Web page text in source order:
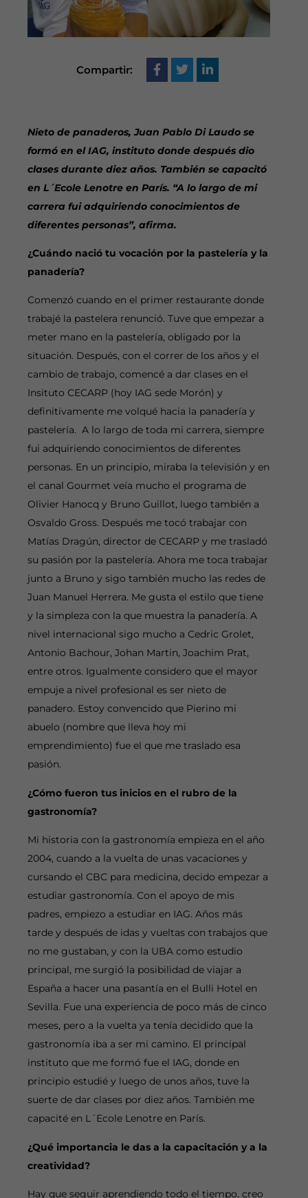
Compartir:
Nieto de panaderos, Juan Pablo Di Laudo se
formó en el IAG, instituto donde después dio
clases durante diez años. También se capacitó
en L´Ecole Lenotre en París. “A lo largo de mi
carrera fui adquiriendo conocimientos de
diferentes personas”, afirma.
¿Cuándo nació tu vocación por la pastelería y la
panadería?
Comenzó cuando en el primer restaurante donde
trabajé la pastelera renunció. Tuve que empezar a
meter mano en la pastelería, obligado por la
situación. Después, con el correr de los años y el
cambio de trabajo, comencé a dar clases en el
Insituto CECARP (hoy IAG sede Morón) y
definitivamente me volqué hacia la panadería y
pastelería. A lo largo de toda mi carrera, siempre
fui adquiriendo conocimientos de diferentes
personas. En un principio, miraba la televisión y en
el canal Gourmet veía mucho el programa de
Olivier Hanocq y Bruno Guillot, luego también a
Osvaldo Gross. Después me tocó trabajar con
Matías Dragún, director de CECARP y me trasladó
su pasión por la pastelería. Ahora me toca trabajar
junto a Bruno y sigo también mucho las redes de
Juan Manuel Herrera. Me gusta el estilo que tiene
y la simpleza con la que muestra la panadería. A
nivel internacional sigo mucho a Cedric Grolet,
Antonio Bachour, Johan Martin, Joachim Prat,
entre otros. Igualmente considero que el mayor
empuje a nivel profesional es ser nieto de
panadero. Estoy convencido que Pierino mi
abuelo (nombre que lleva hoy mi
emprendimiento) fue el que me traslado esa
pasión.
¿Cómo fueron tus inicios en el rubro de la
gastronomía?
Mi historia con la gastronomía empieza en el año
2004, cuando a la vuelta de unas vacaciones y
cursando el CBC para medicina, decido empezar a
estudiar gastronomía. Con el apoyo de mis
padres, empiezo a estudiar en IAG. Años más
tarde y después de idas y vueltas con trabajos que
no me gustaban, y con la UBA como estudio
principal, me surgió la posibilidad de viajar a
España a hacer una pasantía en el Bulli Hotel en
Sevilla. Fue una experiencia de poco más de cinco
meses, pero a la vuelta ya tenía decidido que la
gastronomía iba a ser mi camino. El principal
instituto que me formó fue el IAG, donde en
principio estudié y luego de unos años, tuve la
suerte de dar clases por diez años. También me
capacité en L´Ecole Lenotre en París.
¿Qué importancia le das a la capacitación y a la
creatividad?
Hay que seguir aprendiendo todo el tiempo, creo